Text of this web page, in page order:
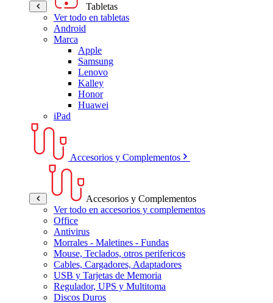
Tabletas
Ver todo en tabletas
Android
Marca
Apple
Samsung
Lenovo
Kalley
Honor
Huawei
iPad
Accesorios y Complementos
Accesorios y Complementos
Ver todo en accesorios y complementos
Office
Antivirus
Morrales - Maletines - Fundas
Mouse, Teclados, otros perifericos
Cables, Cargadores, Adaptadores
USB y Tarjetas de Memoria
Regulador, UPS y Multitoma
Discos Duros